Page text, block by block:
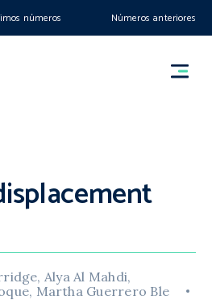
números Números anteriores
Alya Al Mahdi,
Martha Guerrero Ble